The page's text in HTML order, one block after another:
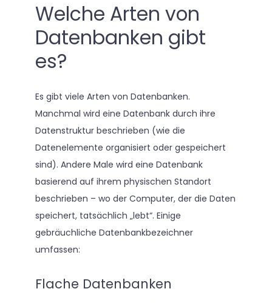
Welche Arten von
Datenbanken gibt
es?
Es gibt viele Arten von Datenbanken.
Manchmal wird eine Datenbank durch ihre
Datenstruktur beschrieben (wie die
Datenelemente organisiert oder gespeichert
sind). Andere Male wird eine Datenbank
basierend auf ihrem physischen Standort
beschrieben – wo der Computer, der die Daten
speichert, tatsächlich „lebt“. Einige
gebräuchliche Datenbankbezeichner
umfassen:
Flache Datenbanken